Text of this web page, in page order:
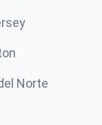
Norte